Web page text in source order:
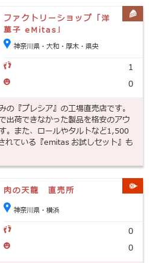
ファクトリーショップ「洋
菓子 eMitas」
神奈川県・大和・厚木・県央
1
0
『プレシア』の工場直売店です。
出荷できなかった製品を格安のアウ
。また、ロールやタルトなど1,500
れている『emitas お試しセット』も
肉の天龍 直売所
神奈川県・横浜
0
0